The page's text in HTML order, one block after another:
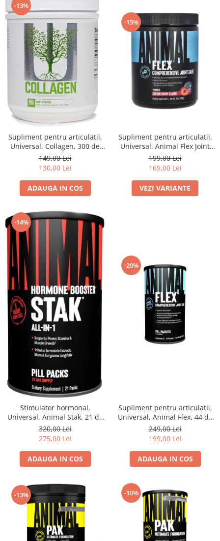
-13%
Supliment pentru articulatii,
Universal, Collagen, 300 de
grame, pudra
149,00 Lei
130,00 Lei
ADAUGA IN COS
-15%
Supliment pentru articulatii,
Universal, Animal Flex Joint
Support, 350 grame, pudra
199,00 Lei
169,00 Lei
VEZI VARIANTE
-14%
Stimulator hormonal,
Universal, Animal Stak, 21 de
pachete
320,00 Lei
275,00 Lei
ADAUGA IN COS
-20%
Supliment pentru articulatii,
Universal, Animal Flex, 44 de
pachete
249,00 Lei
199,00 Lei
ADAUGA IN COS
-13% -10%